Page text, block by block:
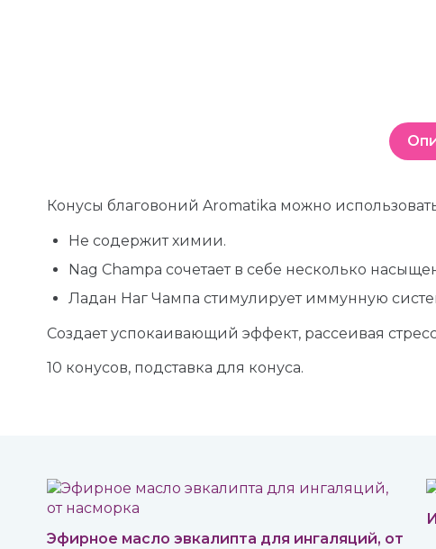
Конусы благовоний Aromatika можно
Не содержит химии.
Nag Champa сочетает в себе несколько
Ладан Наг Чампа стимулирует иммунную
Создает успокаивающий эффект, рассеивая
10 конусов, подставка для конуса.
Эфирное масло эвкалипта для ингаляций, от